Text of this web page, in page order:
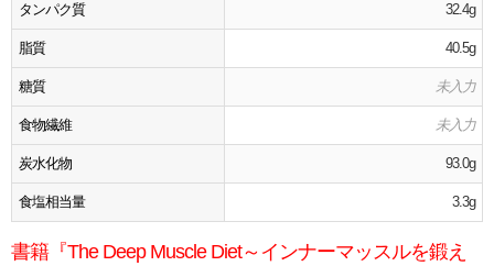
タンパク質 32.4g
脂質 40.5g
糖質 未入力
食物繊維 未入力
炭水化物 93.0g
食塩相当量 3.3g
書籍『The Deep Muscle Diet～インナーマッスルを鍛え